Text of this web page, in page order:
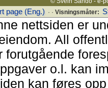
page (Eng.) · · Visningsmåter:
nettsiden er
All
forutgående
o.l. kan
kan føres